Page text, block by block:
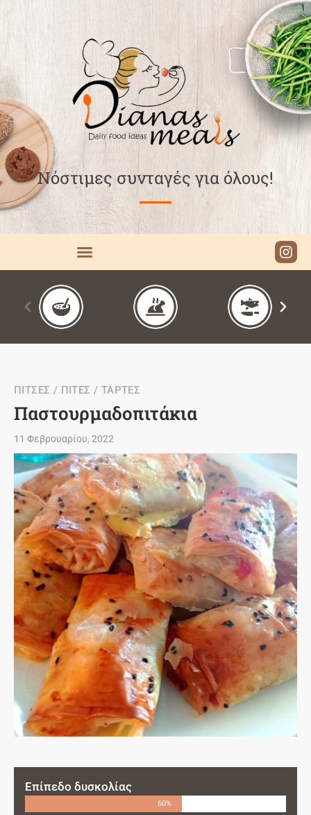
Νόστιμες συνταγές για όλους!
ΠΙΤΣΕΣ / ΠΙΤΕΣ / ΤΑΡΤΕΣ
Παστουρμαδοπιτάκια
11 Φεβρουαρίου, 2022
Επίπεδο δυσκολίας
60%